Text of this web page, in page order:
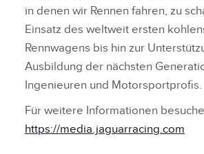
in denen wir Rennen fahren, zu
Einsatz des weltweit ersten
Rennwagens bis hin zur
Ausbildung der nächsten
Ingenieuren und Motorsportprofis.
Für weitere Informationen
https://media.jaguarracing.com